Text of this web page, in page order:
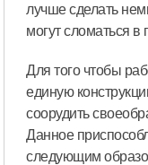
лучше сделать
могут сломаться в
Для того чтобы
единую
соорудить
Данное
следующим